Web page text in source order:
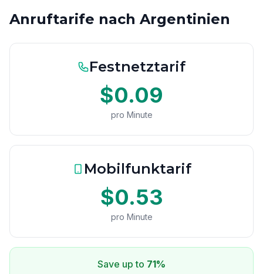
Anruftarife nach Argentinien
Festnetztarif
$0.09
pro Minute
Mobilfunktarif
$0.53
pro Minute
Save up to 71%